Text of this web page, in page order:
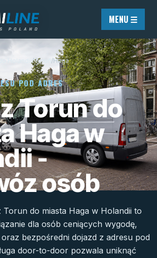
MENU ☰
Holandii/Toruń /Haga
POD ADRES
Torun do
Haga w
-
osób
do miasta Haga w Holandii to
dla osób ceniących wygodę,
bezpośredni dojazd z adresu pod
door-to-door pozwala uniknąć